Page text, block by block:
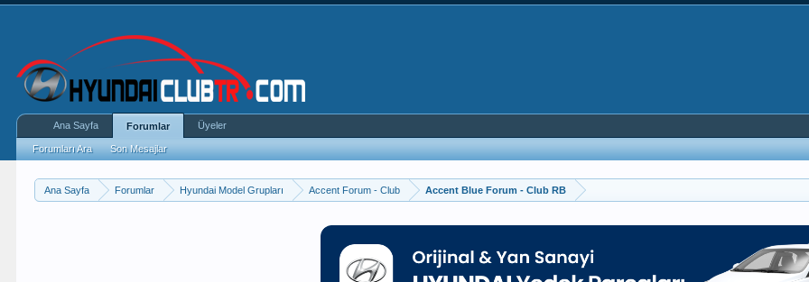
Ana Sayfa Forumlar Hyundai Model Grupları Accent Forum - Club Accent Blue Forum - Club RB
Ana Sayfa Forumlar
Forumları Ara Son Mesajlar
Üyeler